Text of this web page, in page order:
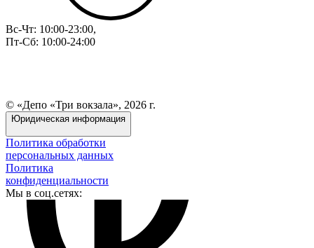
Вс-Чт: 10:00-23:00,
Пт-Сб: 10:00-24:00
© «Депо «Три вокзала», 2026 г.
Юридическая информация
Политика обработки
персональных данных
Политика
конфиденциальности
Мы в соц.сетях: